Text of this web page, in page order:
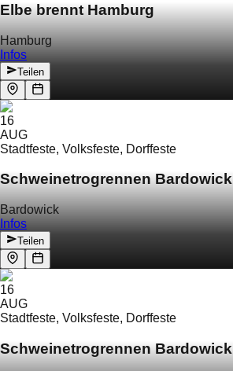
Elbe brennt Hamburg
Hamburg
Infos
Teilen
16
AUG
Stadtfeste, Volksfeste, Dorffeste
Schweinetrogrennen Bardowick
Bardowick
Infos
Teilen
16
AUG
Stadtfeste, Volksfeste, Dorffeste
Schweinetrogrennen Bardowick